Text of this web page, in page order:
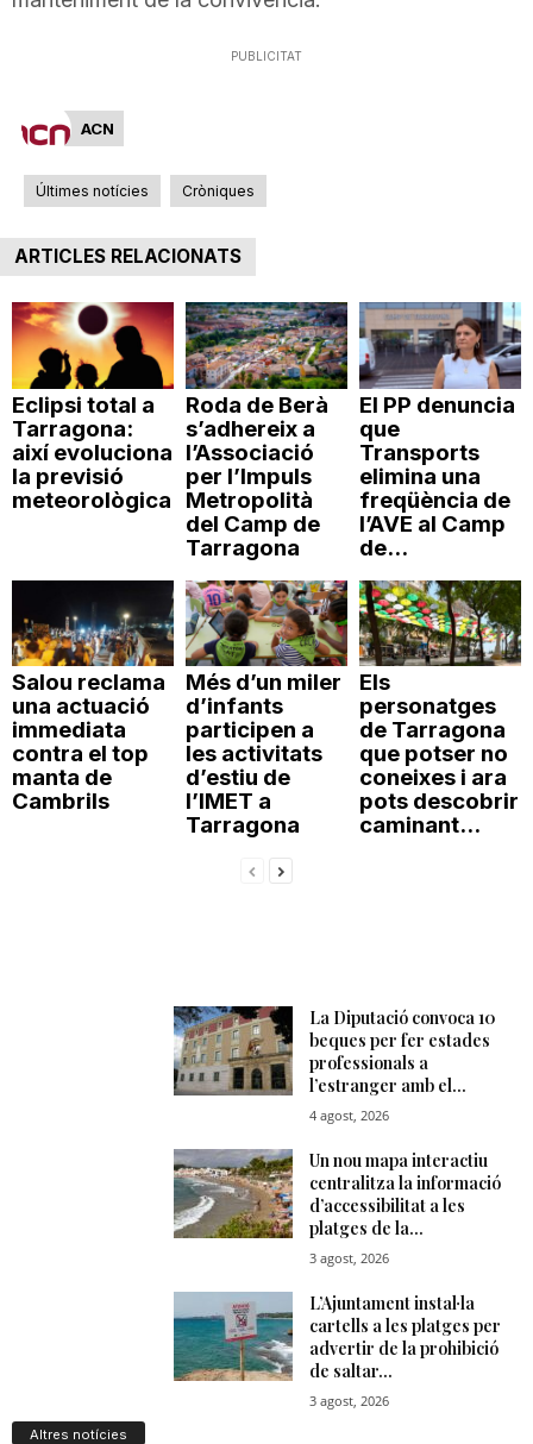
PUBLICITAT
ACN
Últimes notícies Cròniques
ARTICLES RELACIONATS
Eclipsi total a
Tarragona:
així evoluciona
la previsió
meteorològica
Roda de Berà
s’adhereix a
l’Associació
per l’Impuls
Metropolità
del Camp de
Tarragona
El PP denuncia
que
Transports
elimina una
freqüència de
l’AVE al Camp
de...
Salou reclama
una actuació
immediata
contra el top
manta de
Cambrils
Més d’un miler
d’infants
participen a
les activitats
d’estiu de
l’IMET a
Tarragona
Els
personatges
de Tarragona
que potser no
coneixes i ara
pots descobrir
caminant...
Altres notícies